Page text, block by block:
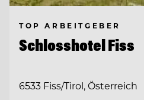
TOP ARBEITGEBER
Schlosshotel Fiss
6533 Fiss/Tirol, Österreich